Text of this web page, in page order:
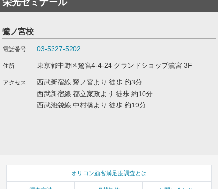
栄光ゼミナール
鷺ノ宮校
03-5327-5202
東京都中野区鷺宮4-4-24 グランドショップ鷺宮 3F
西武新宿線 鷺ノ宮より 徒歩 約3分
西武新宿線 都立家政より 徒歩 約10分
西武池袋線 中村橋より 徒歩 約19分
オリコン顧客満足度調査とは